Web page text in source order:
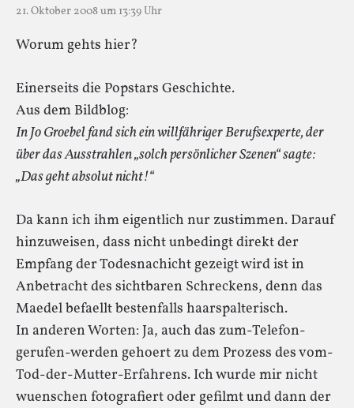
21. Oktober 2008 um 13:39 Uhr
Worum gehts hier?
Einerseits die Popstars Geschichte.
Aus dem Bildblog:
In Jo Groebel fand sich ein willfähriger Berufsexperte, der
über das Ausstrahlen „solch persönlicher Szenen“ sagte:
„Das geht absolut nicht!“
Da kann ich ihm eigentlich nur zustimmen. Darauf
hinzuweisen, dass nicht unbedingt direkt der
Empfang der Todesnachicht gezeigt wird ist in
Anbetracht des sichtbaren Schreckens, denn das
Maedel befaellt bestenfalls haarspalterisch.
In anderen Worten: Ja, auch das zum-Telefon-
gerufen-werden gehoert zu dem Prozess des vom-
Tod-der-Mutter-Erfahrens. Ich wurde mir nicht
wuenschen fotografiert oder gefilmt und dann der